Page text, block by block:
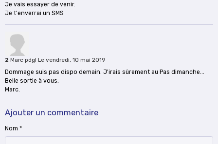
Je vais essayer de venir.
Je t'enverrai un SMS
2 Marc pdgl Le vendredi, 10 mai 2019
Dommage suis pas dispo demain. J'irais sûrement au Pas dimanche...
Belle sortie à vous.
Marc.
Ajouter un commentaire
Nom